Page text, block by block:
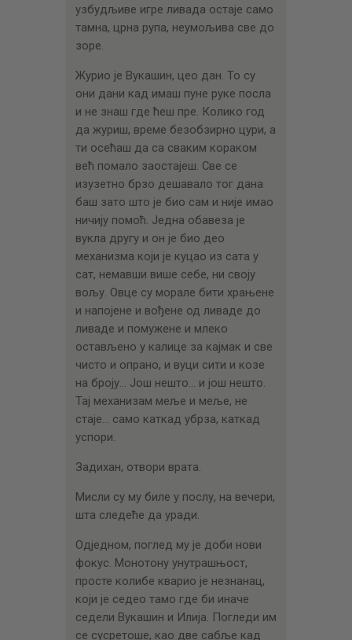
узбудљиве игре ливада остаје само
тамна, црна рупа, неумољива све до
зоре.
Журио је Вукашин, цео дан. То су
они дани кад имаш пуне руке посла
и не знаш где ћеш пре. Колико год
да журиш, време безобзирно цури, а
ти осећаш да са сваким кораком
већ помало заостајеш. Све се
изузетно брзо дешавало тог дана
баш зато што је био сам и није имао
ничију помоћ. Једна обавеза је
вукла другу и он је био део
механизма који је куцао из сата у
сат, немавши више себе, ни своју
вољу. Овце су морале бити храњене
и напојене и вођене од ливаде до
ливаде и помужене и млеко
остављено у калице за кајмак и све
чисто и опрано, и вуци сити и козе
на броју… Још нешто… и још нешто.
Тај механизам меље и меље, не
стаје… само каткад убрза, каткад
успори.
Задихан, отвори врата.
Мисли су му биле у послу, на вечери,
шта следеће да уради.
Одједном, поглед му је доби нови
фокус. Монотону унутрашњост,
просте колибе кварио је незнанац,
који је седео тамо где би иначе
седели Вукашин и Илија. Погледи им
се сусретоше, као две сабље кад